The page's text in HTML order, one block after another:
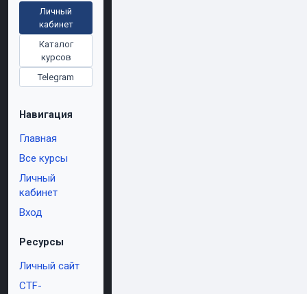
Личный
кабинет
Каталог
курсов
Telegram
Навигация
Главная
Все курсы
Личный
кабинет
Вход
Ресурсы
Личный сайт
CTF-